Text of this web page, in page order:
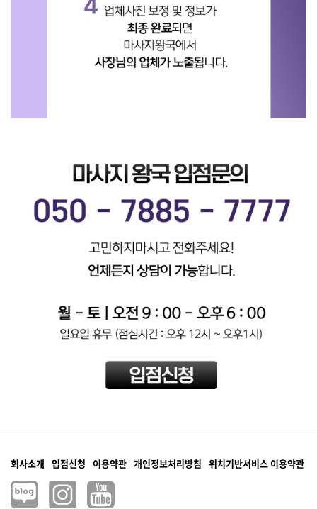
회사소개 입점신청 이용약관 개인정보처리방침 위치기반서비스 이용약관